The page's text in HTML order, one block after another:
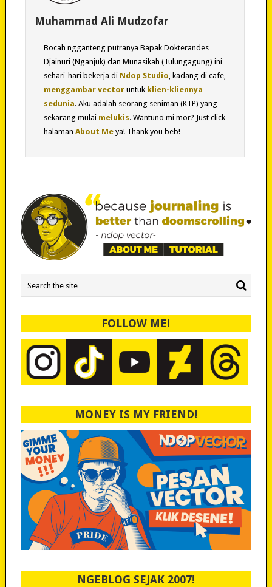
Muhammad Ali Mudzofar
Bocah ngganteng putranya Bapak Dokterandes
Djainuri (Nganjuk) dan Munasikah (Tulungagung) ini
sehari-hari bekerja di Ndop Studio , kadang di cafe,
menggambar vectoruntuk klien-kliennya
sedunia. Aku adalah seorang seniman (KTP) yang
sekarang mulai melukis. Wantuno mi mor? Just click
halaman About Meya! Thank you beb!
FOLLOW ME!
MONEY IS MY FRIEND!
NGEBLOG SEJAK 2007!